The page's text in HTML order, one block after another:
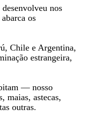
nos
os
Chile e Argentina,
estrangeira,
— nosso
maias, astecas,
outras.